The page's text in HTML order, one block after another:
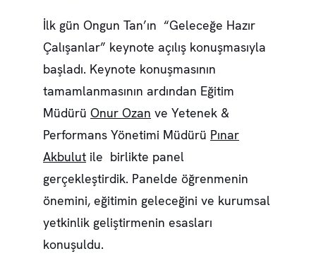
İlk gün Ongun Tan’ın “Geleceğe Hazır
Çalışanlar” keynote açılış konuşmasıyla
başladı. Keynote konuşmasının
tamamlanmasının ardından Eğitim
MüdürüOnur Ozan ve Yetenek &
Performans Yönetimi Müdürü Pınar
Akbulut ile birlikte panel
gerçekleştirdik. Panelde öğrenmenin
önemini, eğitimin geleceğini ve kurumsal
yetkinlik geliştirmenin esasları
konuşuldu.